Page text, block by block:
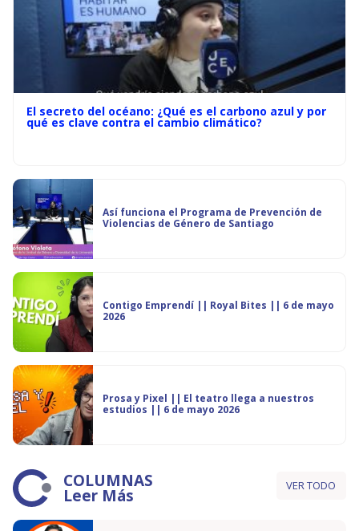
El secreto del océano: ¿Qué es el carbono azul y por
qué es clave contra el cambio climático?
Así funciona el Programa de Prevención de
Violencias de Género de Santiago
Contigo Emprendí || Royal Bites || 6 de mayo
2026
Prosa y Pixel || El teatro llega a nuestros
estudios || 6 de mayo 2026
COLUMNAS
Leer Más VER TODO